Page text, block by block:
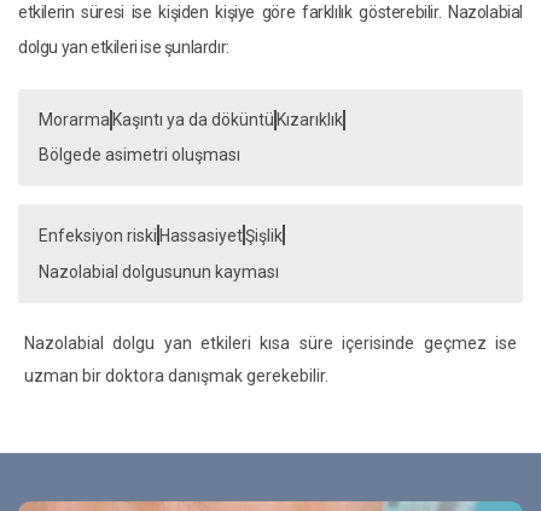
etkilerin süresi ise kişiden kişiye göre farklılık gösterebilir. Nazolabial
dolgu yan etkileri ise şunlardır:
Morarma Kaşıntı ya da döküntü Kızarıklık
Bölgede asimetri oluşması
Enfeksiyon riski HassasiyetŞişlik
Nazolabial dolgusunun kayması
Nazolabial dolgu yan etkileri kısa süre içerisinde geçmez ise
uzman bir doktora danışmak gerekebilir.